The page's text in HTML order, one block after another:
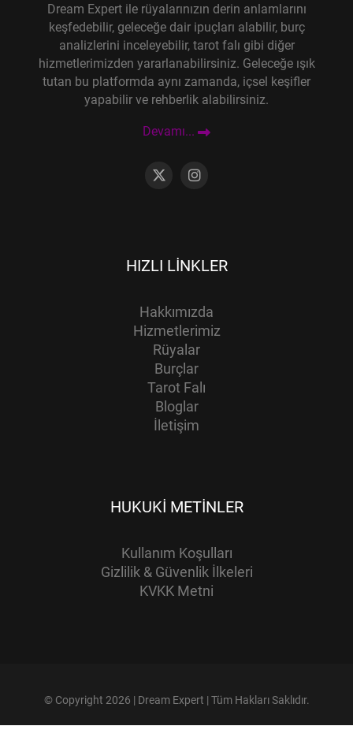
Dream Expert ile rüyalarınızın derin anlamlarını
keşfedebilir, geleceğe dair ipuçları alabilir, burç
analizlerini inceleyebilir, tarot falı gibi diğer
hizmetlerimizden yararlanabilirsiniz. Geleceğe ışık
tutan bu platformda aynı zamanda, içsel keşifler
yapabilir ve rehberlik alabilirsiniz.
Devamı...
HIZLI LINKLER
Hakkımızda
Hizmetlerimiz
Rüyalar
Burçlar
Tarot Falı
Bloglar
İletişim
HUKUKI METINLER
Kullanım Koşulları
Gizlilik & Güvenlik İlkeleri
KVKK Metni
© Copyright 2026 | Dream Expert | Tüm Hakları Saklıdır.